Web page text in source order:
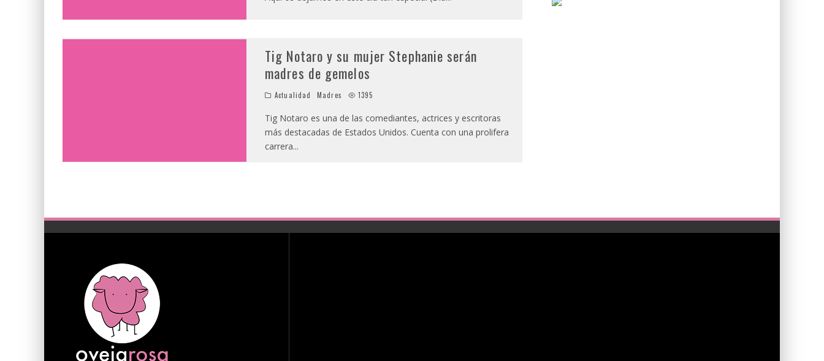
Tig Notaro y su mujer Stephanie serán
madres de gemelos
Actualidad Madres 1395
Tig Notaro es una de las comediantes, actrices y escritoras
más destacadas de Estados Unidos. Cuenta con una prolifera
carrera...